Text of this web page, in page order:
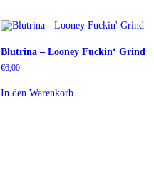
Blutrina – Looney Fuckin‘ Grind
€6,00
In den Warenkorb